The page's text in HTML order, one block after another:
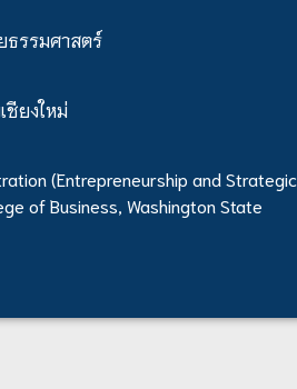
ธรรมศาสตร์
ชียงใหม่
(Entrepreneurship and Strategic
of Business, Washington State